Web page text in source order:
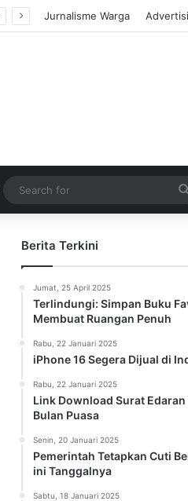
Jurnalisme Warga
Article
Berita Terkini
Jumat, 25 April 2025
Terlindungi: Simpan Buku
Membuat Ruangan Penuh
Rabu, 22 Januari 2025
iPhone 16 Segera Dijual di
Rabu, 22 Januari 2025
Link Download Surat
Bulan Puasa
Senin, 20 Januari 2025
Pemerintah Tetapkan Cuti
ini Tanggalnya
Sabtu, 18 Januari 2025